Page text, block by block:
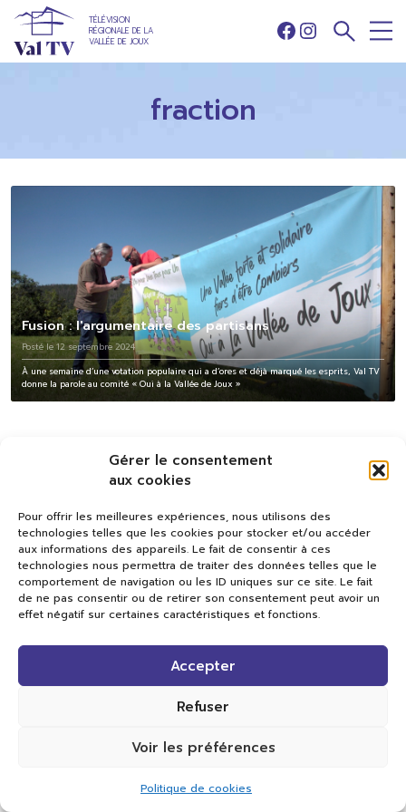
Gérer le consentement
aux cookies
Pour offrir les meilleures expériences, nous utilisons des
technologies telles que les cookies pour stocker et/ou accéder
aux informations des appareils. Le fait de consentir à ces
technologies nous permettra de traiter des données telles que le
comportement de navigation ou les ID uniques sur ce site. Le fait
de ne pas consentir ou de retirer son consentement peut avoir un
effet négatif sur certaines caractéristiques et fonctions.
Accepter
Refuser
Voir les préférences
Politique de cookies
TÉLÉVISION
RÉGIONALE DE LA
VALLÉE DE JOUX
Facebook
Instagram
fraction
Fusion : l'argumentaire des partisans
Posté le 12 septembre 2024
À une semaine d’une votation populaire qui a d’ores et déjà marqué les esprits, Val TV
donne la parole au comité « Oui à la Vallée de Joux »
Val TV
Centre de Compétences Médias
Rue du Pont-Neuf 24
Tous droits réservés.
Réalisation Cavin-Baudat Digital Lab